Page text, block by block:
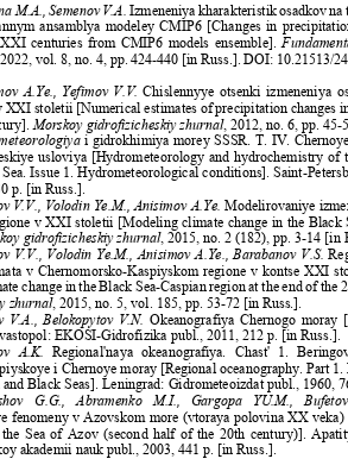
M.A., Semenov V.A. Izmeneniya kharakteristik osadkov
ansamblya modeley CMIP6 [Changes in
centuries from CMIP6 models ensemble].
vol. 8, no. 4, pp. 424-440 [in Russ.]. DOI: 10.21513/
A.Ye., Yefimov V.V.Chislennyye otsenki izmeneniya
XXI stoletii [Numerical estimates of precipitation changes
Morskoy gidrofizicheskiy zhurnal, 2012, no. 6, pp.
i gidrokhimiya morey SSSR. T. IV.
usloviya [Hydrometeorology and hydrochemistry
Issue 1. Hydrometeorological conditions]. Saint-
p. [in Russ.].
V.V., Volodin Ye.M., Anisimov A.Ye. Modelirovaniye
v XXI stoletii [Modeling climate change in the
gidrofizicheskiy zhurnal, 2015, no. 2 (182), pp. 3-14
V.V., Volodin Ye.M., Anisimov A.Ye., Barabanov V.S.
v Chernomorsko-Kaspiyskom regione v kontse XXI
change in the Black Sea-Caspian region at the end of the
zhurnal, 2015, no. 5, vol. 185, pp. 53-72 [in Russ.].
V.A., Belokopytov V.N. Okeanografiya Chernogo
EKOSI-Gidrofizika publ., 2011, 212 p. [in Russ.].
A.K. Regional'naya okeanografiya. Chast' 1.
i Chernoye moray [Regional oceanography. Part
and Black Seas]. Leningrad: Gidrometeoizdat publ., 1960,
G.G., Abramenko M.I., Gargopa YU.M.,
fenomeny v Azovskom more (vtoraya polovina XX
the Sea of Azov (second half of the 20th century)].
akademii nauk publ., 2003, 441 p. [in Russ.].